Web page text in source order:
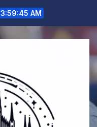
3:59:46 AM